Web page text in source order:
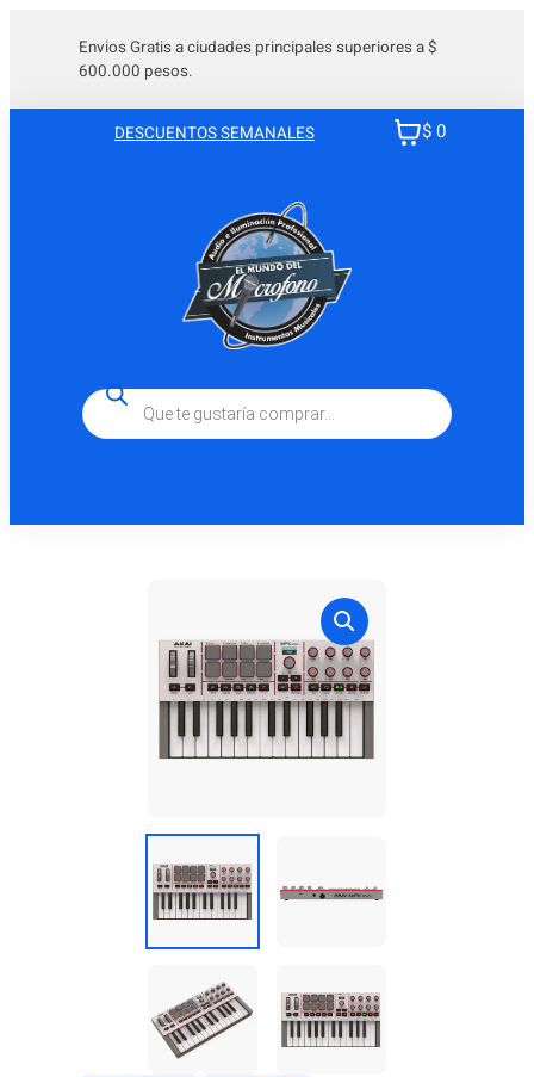
contenido
Envios Gratis a ciudades principales superiores a $
600.000 pesos.
DESCUENTOS SEMANALES $ 0
Búsqueda
de
productos